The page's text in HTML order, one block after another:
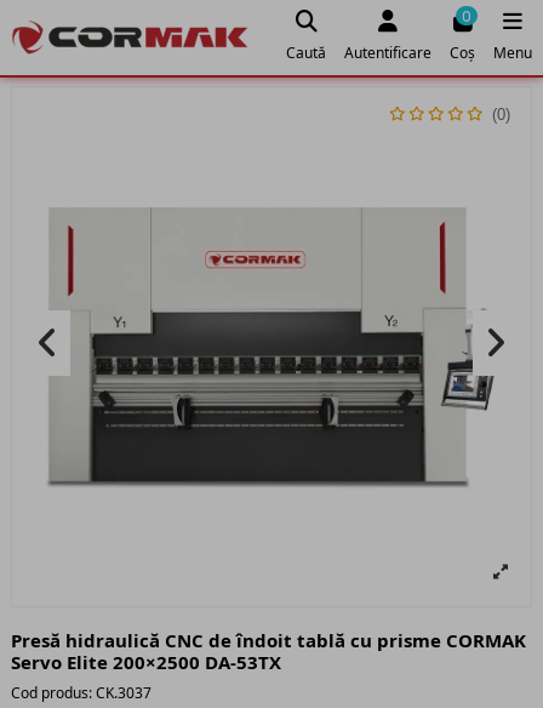
Caută Autentificare
0
Coș Menu
Presă hidraulică CNC de îndoit tablă cu prisme CORMAK
Servo Elite 200×2500 DA-53TX
(0)
Cod produs:CK.3037